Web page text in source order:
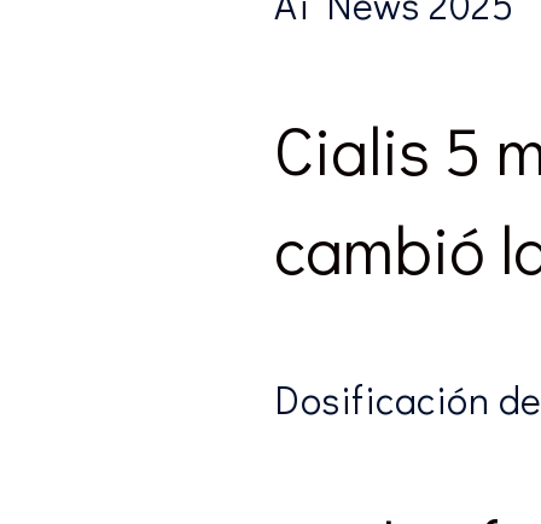
Cialis 5
cambió
Dosificación